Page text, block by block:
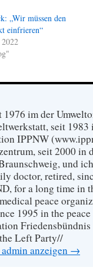
„Wir müssen den
einfrieren“
1976 im der
seit
IPPNW
seit 2000 in
und
doctor, retired,
for a long time in
peace
1995 in the
Left Party//
anzeigen →